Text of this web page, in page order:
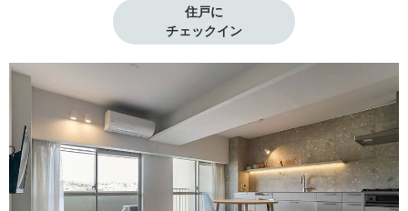
住戸に
チェックイン